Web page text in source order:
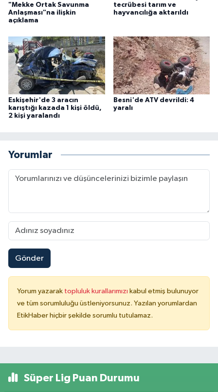
"Mekke Ortak Savunma
Anlaşması"na ilişkin
açıklama
tecrübesi tarım ve
hayvancılığa aktarıldı
Eskişehir'de 3 aracın
karıştığı kazada 1 kişi öldü,
2 kişi yaralandı
Besni'de ATV devrildi: 4
yaralı
Yorumlar
Gönder
Yorum yazarak topluluk kurallarımızı kabul etmiş bulunuyor
ve tüm sorumluluğu üstleniyorsunuz. Yazılan yorumlardan
EtikHaber hiçbir şekilde sorumlu tutulamaz.
Süper Lig Puan Durumu